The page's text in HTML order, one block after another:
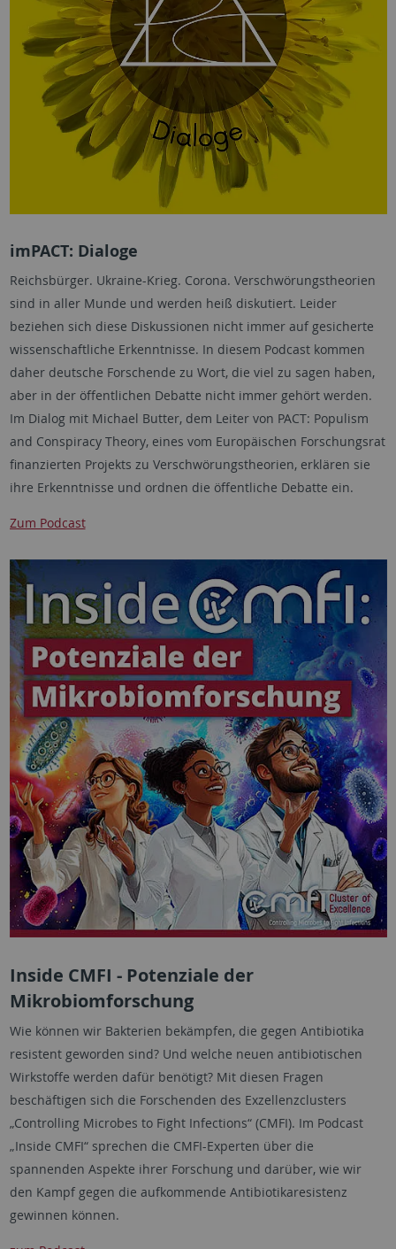
imPACT: Dialoge
Reichsbürger. Ukraine-Krieg. Corona. Verschwörungstheorien
sind in aller Munde und werden heiß diskutiert. Leider
beziehen sich diese Diskussionen nicht immer auf gesicherte
wissenschaftliche Erkenntnisse. In diesem Podcast kommen
daher deutsche Forschende zu Wort, die viel zu sagen haben,
aber in der öffentlichen Debatte nicht immer gehört werden.
Im Dialog mit Michael Butter, dem Leiter von PACT: Populism
and Conspiracy Theory, eines vom Europäischen Forschungsrat
finanzierten Projekts zu Verschwörungstheorien, erklären sie
ihre Erkenntnisse und ordnen die öffentliche Debatte ein.
Zum Podcast
Inside CMFI - Potenziale der
Mikrobiomforschung
Wie können wir Bakterien bekämpfen, die gegen Antibiotika
resistent geworden sind? Und welche neuen antibiotischen
Wirkstoffe werden dafür benötigt? Mit diesen Fragen
beschäftigen sich die Forschenden des Exzellenzclusters
„Controlling Microbes to Fight Infections“ (CMFI). Im Podcast
„Inside CMFI“ sprechen die CMFI-Experten über die
spannenden Aspekte ihrer Forschung und darüber, wie wir
den Kampf gegen die aufkommende Antibiotikaresistenz
gewinnen können.